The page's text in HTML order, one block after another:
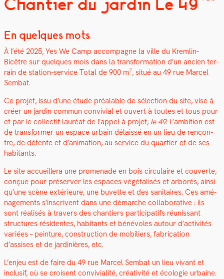
Chantier du jardin Le 49
En quelques mots
À l’été 2025, Yes We Camp accom­pa­gne la ville du Krem­lin-
Bicêtre sur quelques mois dans la trans­for­ma­tion d’un ancien ter­
rain de sta­tion-ser­vice Total de 900 m², situé au 49 rue Mar­cel
Sem­bat.
Ce pro­jet, issu d’une étude préal­able de sélec­tion du site, vise à
créer un jardin com­mun con­vivial et ouvert à toutes et tous pour
et par le col­lec­tif lau­réat de l’appel à pro­jet, le 49. L’ambition est
de trans­former un espace urbain délais­sé en un lieu de ren­con­
tre, de détente et d’animation, au ser­vice du quarti­er et de ses
habi­tants.
Le site accueillera une prom­e­nade en bois cir­cu­laire et cou­verte,
conçue pour préserv­er les espaces végé­tal­isés et arborés, ain­si
qu’une scène extérieure, une buvette et des san­i­taires. Ces amé­
nage­ments s’inscrivent dans une démarche col­lab­o­ra­tive : ils
sont réal­isés à tra­vers des chantiers par­tic­i­pat­ifs réu­nis­sant
struc­tures rési­dentes, habi­tants et bénév­oles autour d’activités
var­iées – pein­ture, con­struc­tion de mobiliers, fab­ri­ca­tion
d’assises et de jar­dinières, etc.
L’enjeu est de faire du 49 rue Mar­cel Sem­bat un lieu vivant et
inclusif, où se croisent con­vivi­al­ité, créa­tiv­ité et écolo­gie urbaine.